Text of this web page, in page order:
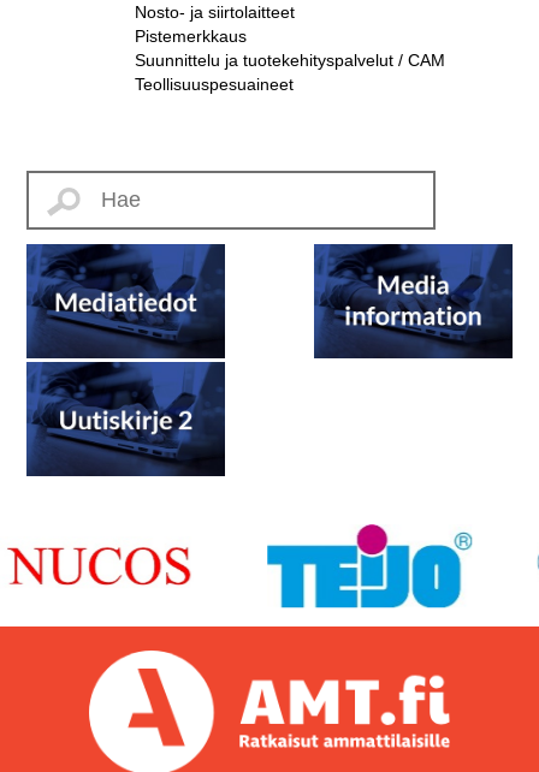
Nosto- ja siirtolaitteet
Pistemerkkaus
Suunnittelu ja tuotekehityspalvelut / CAM
Teollisuuspesuaineet